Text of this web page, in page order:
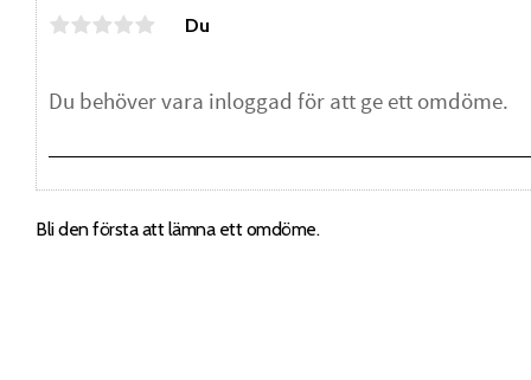
Du
Bli den första att lämna ett omdöme.